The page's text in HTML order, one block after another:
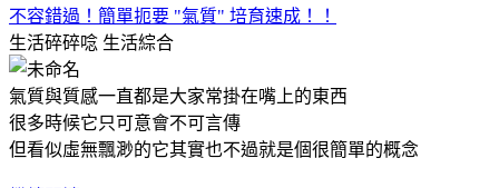
不容錯過！簡單扼要 "氣質" 培育速成！！
生活碎碎唸 生活綜合
氣質與質感一直都是大家常掛在嘴上的東西
很多時候它只可意會不可言傳
但看似虛無飄渺的它其實也不過就是個很簡單的概念